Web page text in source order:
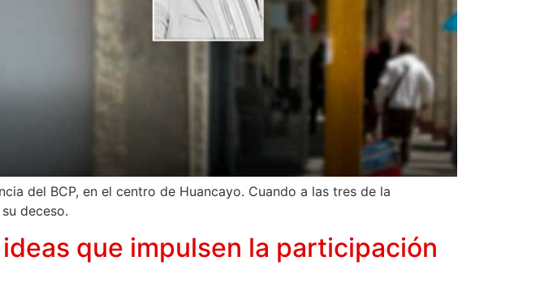
del BCP, en el centro de Huancayo. Cuando a las tres de la
deceso.
que impulsen la participación